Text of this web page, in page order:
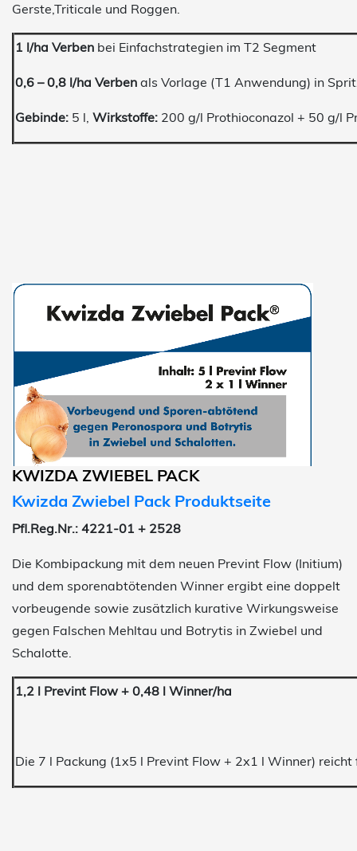
Gerste,Triticale und Roggen.
1 l/ha Verben bei Einfachstrategien im T2 Segment
0,6 – 0,8 l/ha Verben als Vorlage (T1 Anwendung) in
Gebinde: 5 l, Wirkstoffe: 200 g/l Prothioconazol + 50 g/l
KWIZDA ZWIEBEL PACK
Kwizda Zwiebel Pack Produktseite
Pfl.Reg.Nr.: 4221-01 + 2528
Die Kombipackung mit dem neuen Prevint Flow (Initium)
und dem sporenabtötenden Winner ergibt eine doppelt
vorbeugende sowie zusätzlich kurative Wirkungsweise
gegen Falschen Mehltau und Botrytis in Zwiebel und
Schalotte.
1,2 l Prevint Flow + 0,48 l Winner/ha
Die 7 l Packung (1x5 l Prevint Flow + 2x1 l Winner)